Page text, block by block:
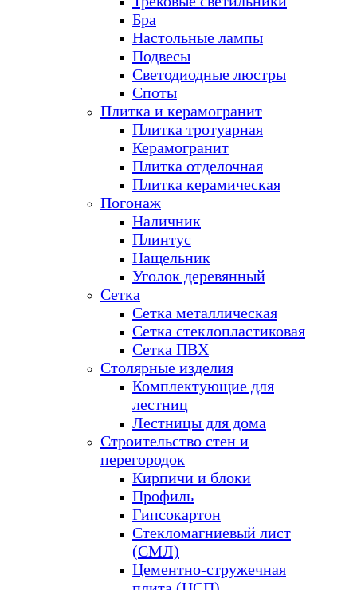
Бра
Настольные лампы
Подвесы
Светодиодные люстры
Споты
Плитка и керамогранит
Плитка тротуарная
Керамогранит
Плитка отделочная
Плитка керамическая
Погонаж
Наличник
Плинтус
Нащельник
Уголок деревянный
Сетка
Сетка металлическая
Сетка стеклопластиковая
Сетка ПВХ
Столярные изделия
Комплектующие для
лестниц
Лестницы для дома
Строительство стен и
перегородок
Кирпичи и блоки
Профиль
Гипсокартон
Стекломагниевый лист
(СМЛ)
Цементно-стружечная